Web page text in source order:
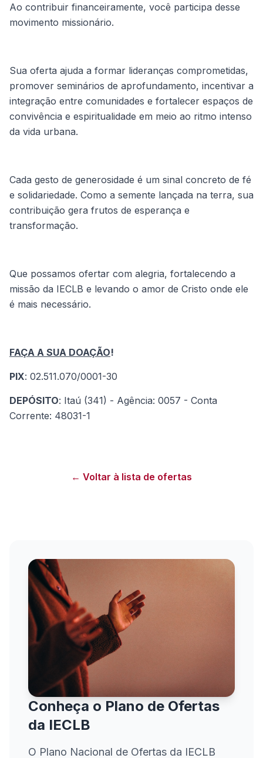
Ao contribuir financeiramente, você participa desse
movimento missionário.
Sua oferta ajuda a formar lideranças comprometidas,
promover seminários de aprofundamento, incentivar a
integração entre comunidades e fortalecer espaços de
convivência e espiritualidade em meio ao ritmo intenso
da vida urbana.
Cada gesto de generosidade é um sinal concreto de fé
e solidariedade. Como a semente lançada na terra, sua
contribuição gera frutos de esperança e
transformação.
Que possamos ofertar com alegria, fortalecendo a
missão da IECLB e levando o amor de Cristo onde ele
é mais necessário.
FAÇA A SUA DOAÇÃO!
PIX: 02.511.070/0001-30
DEPÓSITO: Itaú (341) - Agência: 0057 - Conta
Corrente: 48031-1
← Voltar à lista de ofertas
Conheça o Plano de Ofertas
da IECLB
O Plano Nacional de Ofertas da IECLB